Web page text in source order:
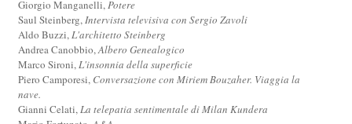
Giorgio Manganelli,Potere
Saul Steinberg,Intervista televisiva con Sergio Zavoli
Aldo Buzzi,L'architetto Steinberg
Andrea Canobbio,Albero Genealogico
Marco Sironi,L'insonnia della superficie
Piero Camporesi, Conversazione con Miriem Bouzaher. Viaggia la
nave.
Gianni Celati,La telepatia sentimentale di Milan Kundera